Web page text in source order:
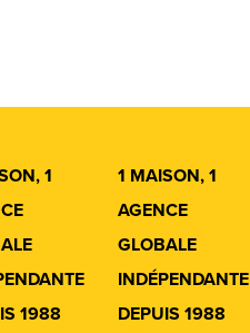
1
1988
1 MAISON, 1
AGENCE
GLOBALE
INDÉPENDANTE
DEPUIS 1988